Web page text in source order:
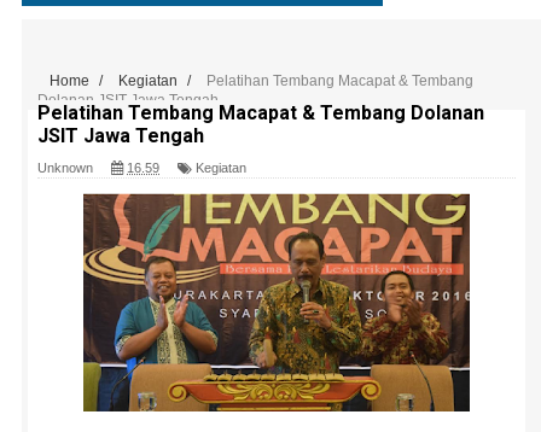
Home / Kegiatan /
Pelatihan Tembang Macapat & Tembang
Dolanan JSIT Jawa Tengah
Pelatihan Tembang Macapat & Tembang Dolanan
JSIT Jawa Tengah
Unknown 16.59 Kegiatan